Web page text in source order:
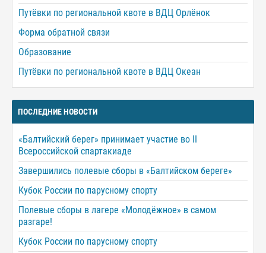
Путёвки по региональной квоте в ВДЦ Орлёнок
Форма обратной связи
Образование
Путёвки по региональной квоте в ВДЦ Океан
ПОСЛЕДНИЕ НОВОСТИ
«Балтийский берег» принимает участие во II
Всероссийской спартакиаде
Завершились полевые сборы в «Балтийском береге»
Кубок России по парусному спорту
Полевые сборы в лагере «Молодёжное» в самом
разгаре!
Кубок России по парусному спорту